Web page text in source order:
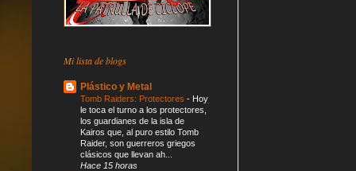
Mi lista de blogs
Plástico y Metal
Tomb Raiders: Protectores - Hoy
le toca el turno a los protectores,
los guardianes de la isla de
Kairos que, al puro estilo Tomb
Raider, son guerreros griegos
clásicos que llevan ah...
Hace 15 horas